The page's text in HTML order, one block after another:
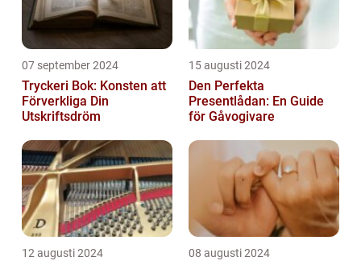
07 september 2024
Tryckeri Bok: Konsten att
Förverkliga Din
Utskriftsdröm
15 augusti 2024
Den Perfekta
Presentlådan: En Guide
för Gåvogivare
12 augusti 2024 08 augusti 2024